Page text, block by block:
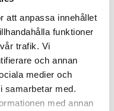
att anpassa innehållet
funktioner
trafik. Vi
och annan
medier och
med.
med annan